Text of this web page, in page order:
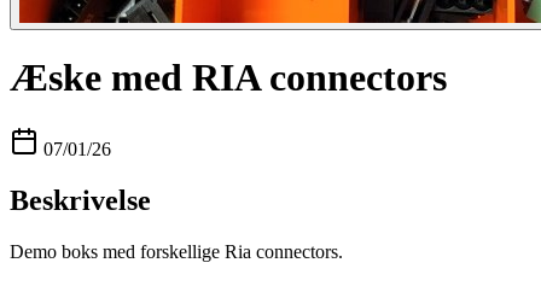
Æske med RIA connectors
07/01/26
Beskrivelse
Demo boks med forskellige Ria connectors.